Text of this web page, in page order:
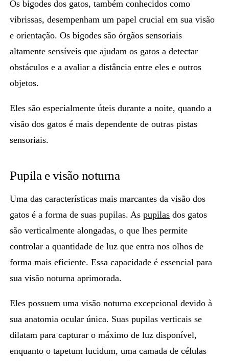
Os bigodes dos gatos, também conhecidos como
vibrissas, desempenham um papel crucial em sua visão
e orientação.Os bigodes são órgãos sensoriais
altamente sensíveis que ajudam os gatos a detectar
obstáculos e a avaliar a distância entre eles e outros
objetos.
Eles são especialmente úteis durante a noite, quando a
visão dos gatos é mais dependente de outras pistas
sensoriais.
Pupila e visão noturna
Uma das características mais marcantes da visão dos
gatos é a forma de suas pupilas. Aspupilas dos gatos
são verticalmente alongadas, o que lhespermite
controlar a quantidade de luz que entra nos olhos de
forma mais eficiente. Essa capacidade é essencial para
sua visão noturna aprimorada.
Eles possuem umavisão noturna excepcional devido à
sua anatomia ocular única. Suas pupilas verticais se
dilatam para capturar o máximo de luz disponível,
enquanto o tapetum lucidum, uma camada de células